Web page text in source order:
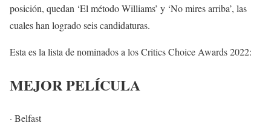
posición, quedan ‘El método Williams’ y ‘No mires arriba’, las
cuales han logrado seis candidaturas.
Esta es la lista de nominados a los Critics Choice Awards 2022:
MEJOR PELÍCULA
· Belfast